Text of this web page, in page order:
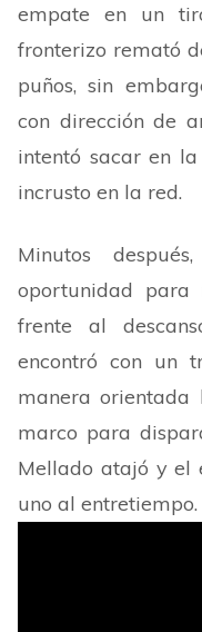
empate en un
fronterizo remató
puños, sin
con dirección de
intentó sacar en
incrusto en la red.
Minutos
oportunidad
frente al
encontró con un
manera
marco para
Mellado atajó y el
uno al entretiempo.